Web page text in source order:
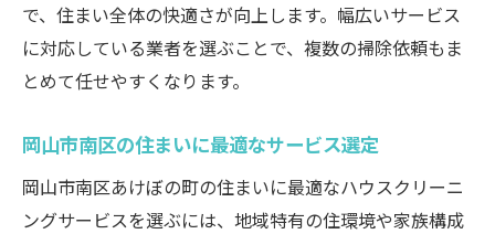
で、住まい全体の快適さが向上します。幅広いサービス
に対応している業者を選ぶことで、複数の掃除依頼もま
とめて任せやすくなります。
岡山市南区の住まいに最適なサービス選定
岡山市南区あけぼの町の住まいに最適なハウスクリーニ
ングサービスを選ぶには、地域特有の住環境や家族構成